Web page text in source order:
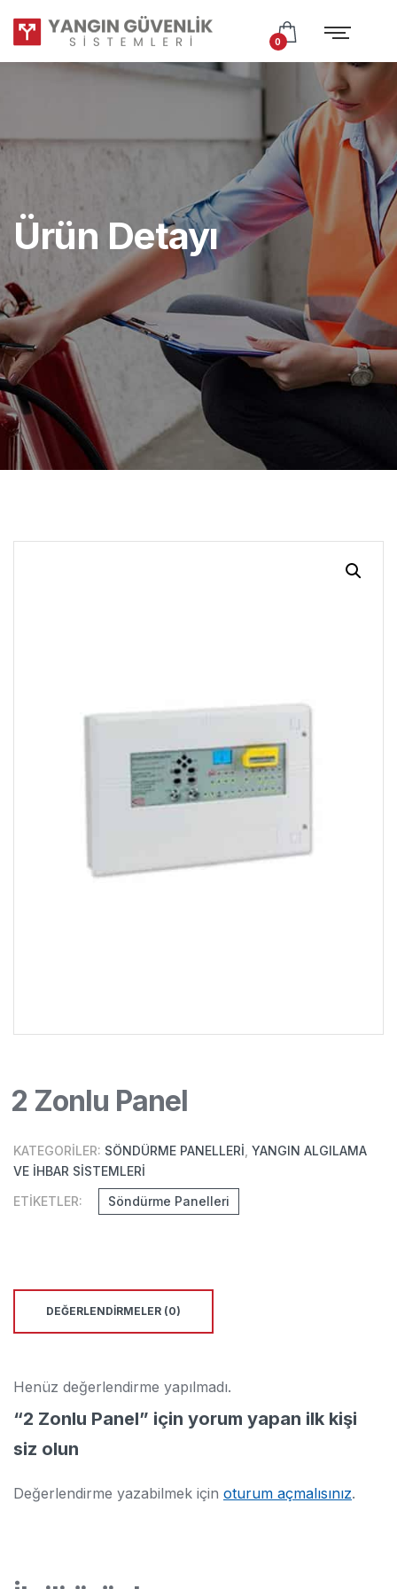
0
Ürün Detayı
Subtitle
2 Zonlu Panel
KATEGORILER: SÖNDÜRME PANELLERI YANGIN ALGILAMA
VE İHBAR SISTEMLERI
ETIKETLER:
Söndürme Panelleri
DEĞERLENDIRMELER (0)
Henüz değerlendirme yapılmadı.
“2 Zonlu Panel” için yorum yapan ilk kişi
siz olun
Değerlendirme yazabilmek için oturum açmalısınız.